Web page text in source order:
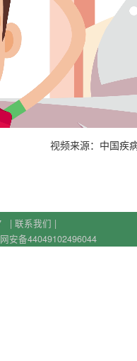
视频来源：中国疾
| 联系我们 |
安备44049102496044